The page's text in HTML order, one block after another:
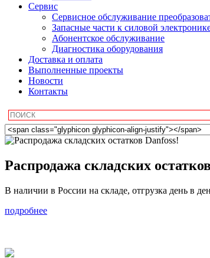
Сервис
Сервисное обслуживание
Запасные части к силовой
Абонентское обслуживание
Диагностика оборудования
Доставка и оплата
Выполненные проекты
Новости
Контакты
Распродажа складских
В наличии в России на складе, отгрузка день в
подробнее